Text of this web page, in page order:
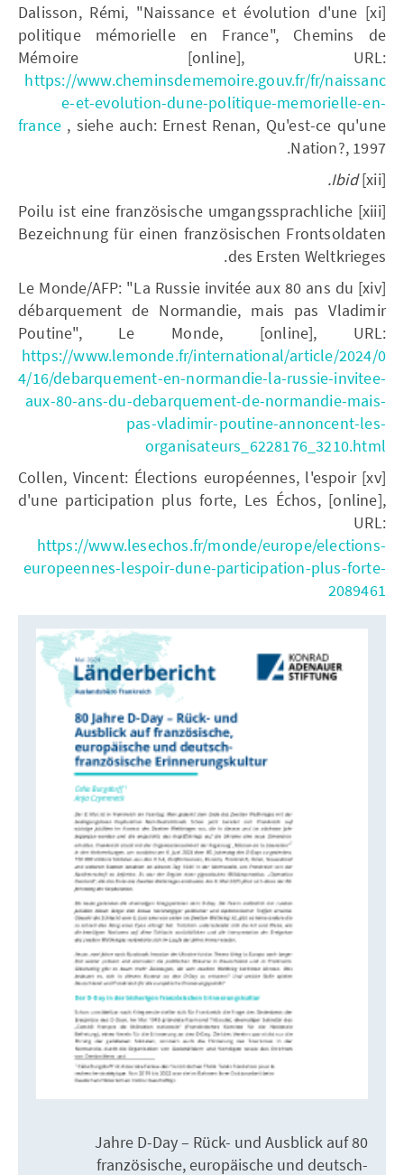
[xi] Dalisson, Rémi, "Naissance et évolution d'une
politique mémorielle en France", Chemins de
Mémoire [online], URL:
https://www.cheminsdememoire.gouv.fr/fr/naissanc
e-et-evolution-dune-politique-memorielle-en-
france , siehe auch: Ernest Renan, Qu'est-ce qu'une
Nation?, 1997.
[xii]
Ibid.
[xiii] Poilu ist eine französische umgangssprachliche
Bezeichnung für einen französischen Frontsoldaten
des Ersten Weltkrieges.
[xiv] Le Monde/AFP: "La Russie invitée aux 80 ans du
débarquement de Normandie, mais pas Vladimir
Poutine", Le Monde, [online], URL:
https://www.lemonde.fr/international/article/2024/0
4/16/debarquement-en-normandie-la-russie-invitee-
aux-80-ans-du-debarquement-de-normandie-mais-
pas-vladimir-poutine-annoncent-les-
organisateurs_6228176_3210.html
[xv] Collen, Vincent: Élections européennes, l'espoir
d'une participation plus forte, Les Échos, [online],
URL:
https://www.lesechos.fr/monde/europe/elections-
europeennes-lespoir-dune-participation-plus-forte-
2089461
80 Jahre D-Day – Rück- und Ausblick auf
französische, europäische und deutsch-